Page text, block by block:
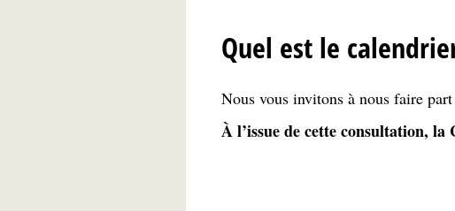
Quel est le
Nous vous invitons à nous faire
À l’issue de cette consultation,